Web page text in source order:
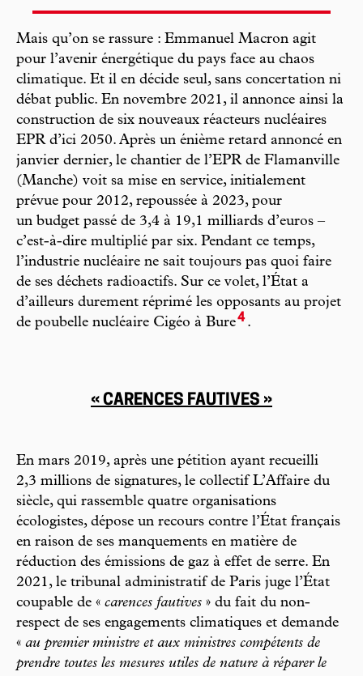
Mais qu’on se rassure : Emmanuel Macron agit
pour l’avenir énergétique du pays face au chaos
climatique. Et il en décide seul, sans concertation ni
débat public. En novembre 2021, il annonce ainsi la
construction de six nouveaux réacteurs nucléaires
EPR d’ici 2050. Après un énième retard annoncé en
janvier dernier, le chantier de l’EPR de Flamanville
(Manche) voit sa mise en service, initialement
prévue pour 2012, repoussée à 2023, pour
un budget passé de 3,4 à 19,1 milliards d’euros –
c’est-à-dire multiplié par six. Pendant ce temps,
l’industrie nucléaire ne sait toujours pas quoi faire
de ses déchets radioactifs. Sur ce volet, l’État a
d’ailleurs durement réprimé les opposants au projet
de poubelle nucléaire Cigéo à Bure4.
« CARENCES FAUTIVES »
En mars 2019, après une pétition ayant recueilli
2,3 millions de signatures, le collectif L’Affaire du
siècle, qui rassemble quatre organisations
écologistes, dépose un recours contre l’État français
en raison de ses manquements en matière de
réduction des émissions de gaz à effet de serre. En
2021, le tribunal administratif de Paris juge l’État
coupable de « carences fautives » du fait du non-
respect de ses engagements climatiques et demande
« au premier ministre et aux ministres compétents de
prendre toutes les mesures utiles de nature à réparer le